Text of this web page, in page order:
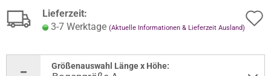
Lieferzeit:
3-7 Werktage (Aktuelle Informationen & Lieferzeit Ausland)
Größenauswahl Länge x Höhe: